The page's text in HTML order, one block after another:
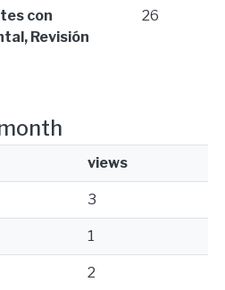
con
Revisión
26
views
3
1
2